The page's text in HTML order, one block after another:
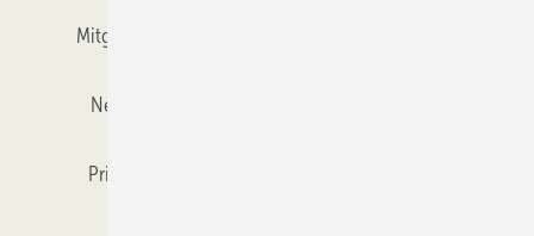
Mitgliedschaften und Engagement
Newsletter
Privacy Manager